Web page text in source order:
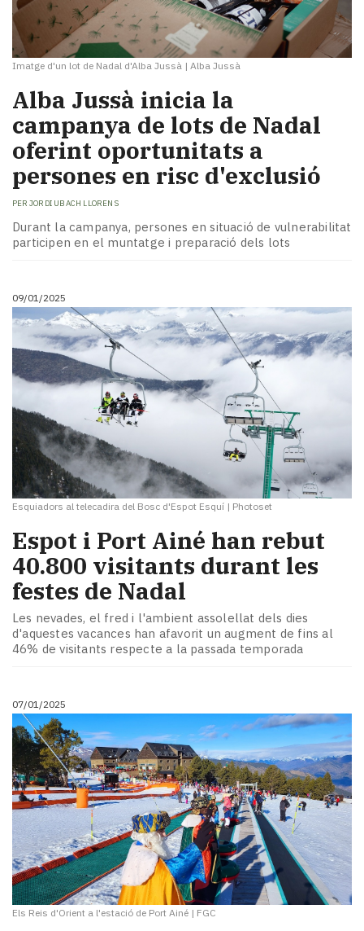
Imatge d'un lot de Nadal d'Alba Jussà | Alba Jussà
​Alba Jussà inicia la
campanya de lots de Nadal
oferint oportunitats a
persones en risc d'exclusió
PER JORDI UBACH LLORENS
Durant la campanya, persones en situació de vulnerabilitat
participen en el muntatge i preparació dels lots
09/01/2025
Esquiadors al telecadira del Bosc d'Espot Esquí | Photoset
Espot i Port Ainé han rebut
40.800 visitants durant les
festes de Nadal
Les nevades, el fred i l'ambient assolellat dels dies
d'aquestes vacances han afavorit un augment de fins al
46% de visitants respecte a la passada temporada
07/01/2025
Els Reis d'Orient a l'estació de Port Ainé | FGC